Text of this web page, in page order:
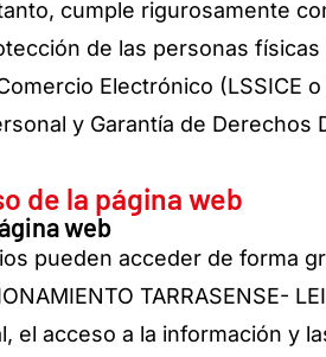
cumple rigurosamente
de las personas
Electrónico (LSSICE
y Garantía de Derechos
de la página web
web
pueden acceder de forma
TARRASENSE-
el acceso a la información y